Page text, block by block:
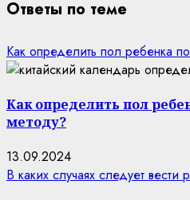
Ответы по теме
Как определить пол ребенка
Как определить пол
методу?
13.09.2024
В каких случаях следует вести